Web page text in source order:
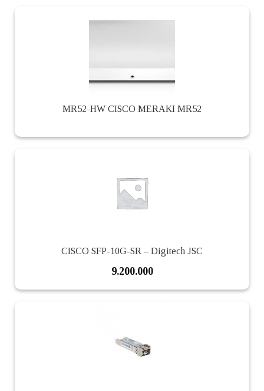
MR52-HW CISCO MERAKI MR52
CISCO SFP-10G-SR – Digitech JSC
9.200.000